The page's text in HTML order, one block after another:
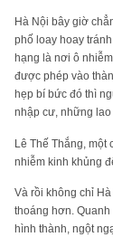
Hà Nội bây giờ
phố loay hoay
hạng là nơi ô
được phép vào
hẹp bí bức đó thì
nhập cư, những
Lê Thế Thắng,
nhiễm kinh khủng
Và rồi không chỉ
thoáng hơn.
hình thành, ngột